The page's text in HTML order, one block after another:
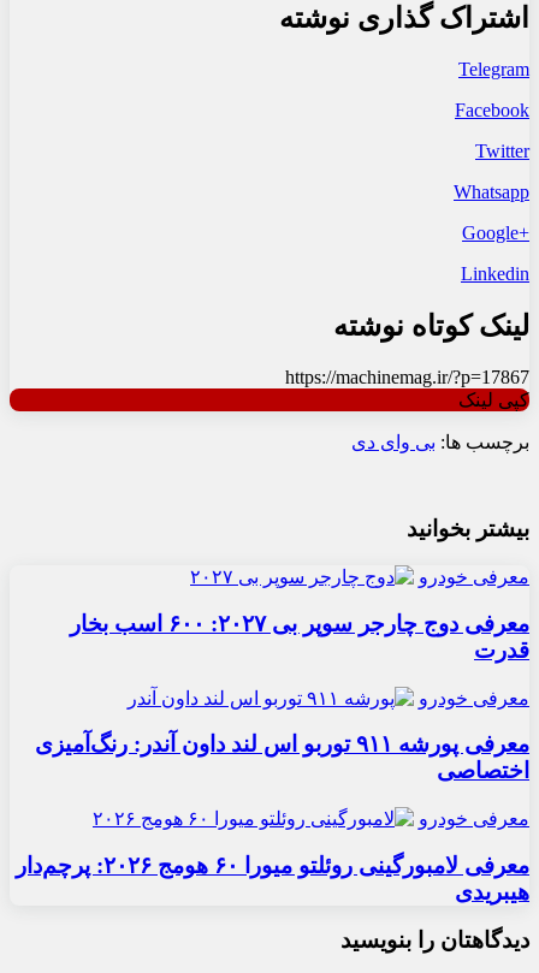
اشتراک گذاری نوشته
Telegram
Facebook
Twitter
Whatsapp
+Google
Linkedin
لینک کوتاه نوشته
https://machinemag.ir/?p=17867
کپی لینک
برچسب ها: بی وای دی
بیشتر بخوانید
معرفی خودرو
معرفی دوج چارجر سوپر بی ۲۰۲۷: ۶۰۰ اسب بخار
قدرت
معرفی خودرو
معرفی پورشه ۹۱۱ توربو اس لند داون آندر: رنگ‌آمیزی
اختصاصی
معرفی خودرو
معرفی لامبورگینی روئلتو میورا ۶۰ هومج ۲۰۲۶: پرچم‌دار
هیبریدی
دیدگاهتان را بنویسید